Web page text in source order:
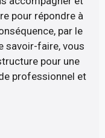
pour répondre à
par le
savoir-faire, vous
pour une
professionnel et